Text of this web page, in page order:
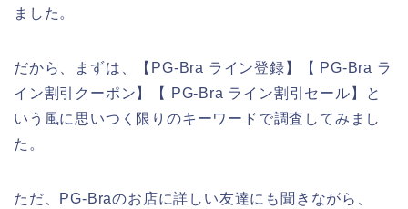
ました。
だから、まずは、【PG-Bra ライン登録】【 PG-Bra ラ
イン割引クーポン】【 PG-Bra ライン割引セール】と
いう風に思いつく限りのキーワードで調査してみまし
た。
ただ、PG-Braのお店に詳しい友達にも聞きながら、